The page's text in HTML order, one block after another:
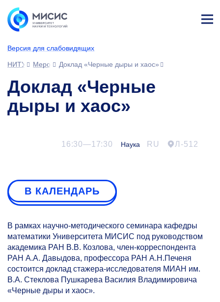
Версия для слабовидящих
НИТУ МИСИСМероприятияДоклад «Черные дыры и хаос»
Доклад «Черные
дыры и хаос»
16:30—17:30 Наука RU Л-512
В КАЛЕНДАРЬ
В рамках научно-методического семинара кафедры
математики Университета МИСИС под руководством
академика РАН В.В. Козлова, член-корреспондента
РАН А.А. Давыдова, профессора РАН А.Н.Печеня
состоится доклад стажера-исследователя МИАН им.
В.А. Стеклова Пушкарева Василия Владимировича
«Черные дыры и хаос».